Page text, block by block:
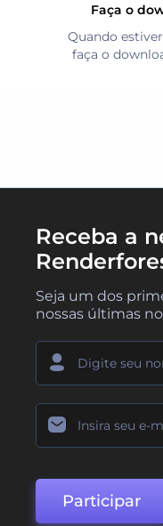
Faça o
Quando
faça o
Receba a
Seja um dos
nossas últimas
Participar